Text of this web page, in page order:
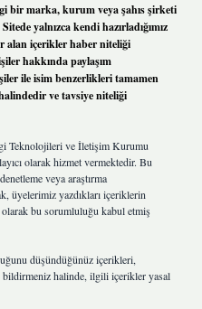
bir marka, kurum veya şahıs şirketi
yalnızca kendi hazırladığımız
alan içerikler haber niteliği
hakkında paylaşım
ile isim benzerlikleri tamamen
ve tavsiye niteliği
Teknolojileri ve İletişim Kurumu
olarak hizmet vermektedir. Bu
veya araştırma
üyelerimiz yazdıkları içeriklerin
bu sorumluluğu kabul etmiş
düşündüğünüz içerikleri,
bildirmeniz halinde, ilgili içerikler yasal